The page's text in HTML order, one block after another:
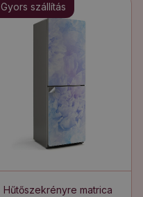
Gyors szállítás
Hűtőszekrényre matrica